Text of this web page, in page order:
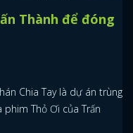
Thành để đóng
Chia Tay là dự án trùng
Thỏ Ơi của Trấn